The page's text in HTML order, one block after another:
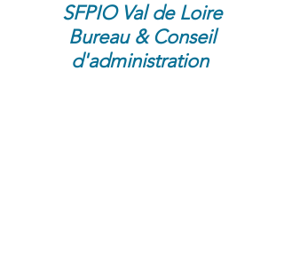
SFPIO Val de Loire
Bureau & Conseil
d'administration